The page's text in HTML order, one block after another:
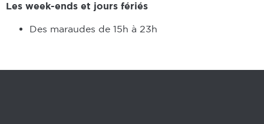
Les week-ends et jours fériés
Des maraudes de 15h à 23h